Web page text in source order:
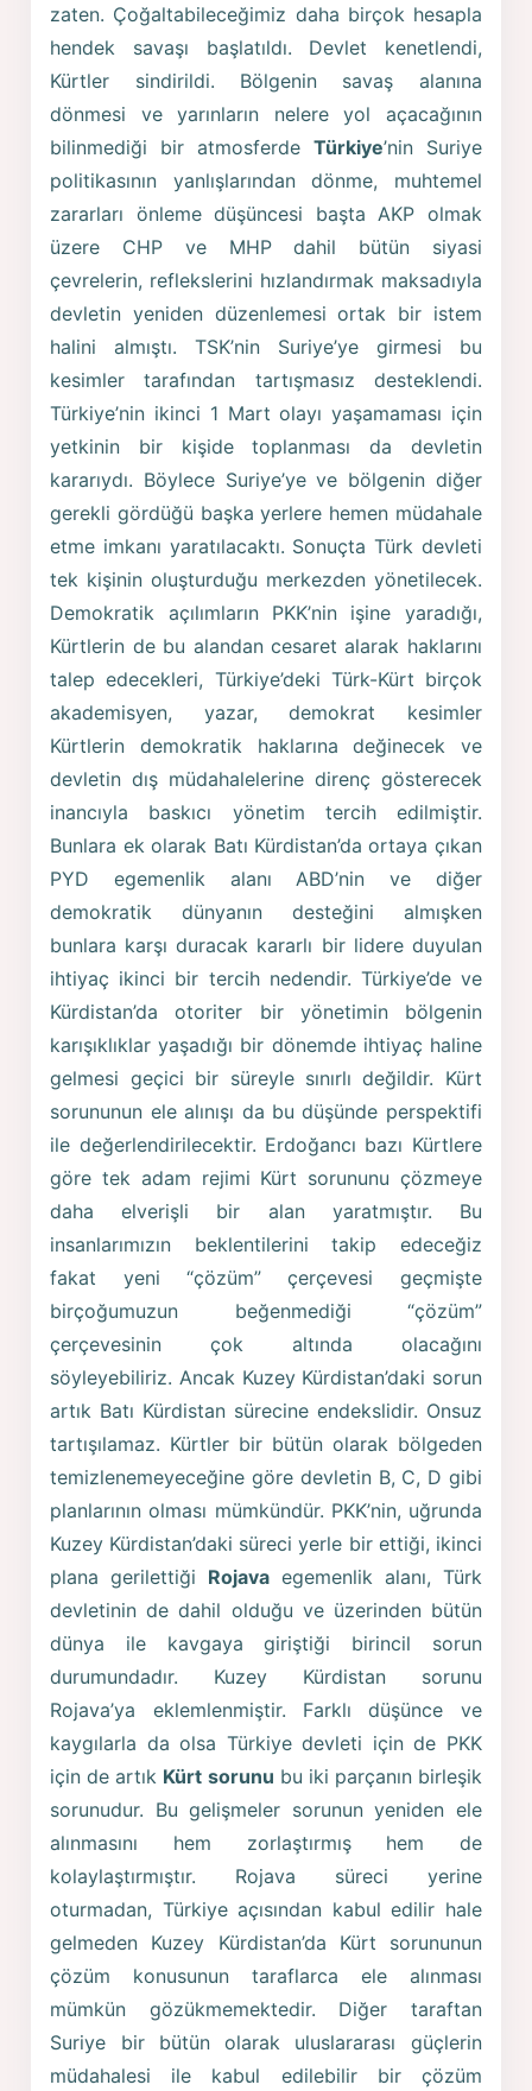
zaten. Çoğaltabileceğimiz daha birçok hesapla
hendek savaşı başlatıldı. Devlet kenetlendi,
Kürtler sindirildi. Bölgenin savaş alanına
dönmesi ve yarınların nelere yol açacağının
bilinmediği bir atmosferde Türkiye’nin Suriye
politikasının yanlışlarından dönme, muhtemel
zararları önleme düşüncesi başta AKP olmak
üzere CHP ve MHP dahil bütün siyasi
çevrelerin, reflekslerini hızlandırmak maksadıyla
devletin yeniden düzenlemesi ortak bir istem
halini almıştı. TSK’nin Suriye’ye girmesi bu
kesimler tarafından tartışmasız desteklendi.
Türkiye’nin ikinci 1 Mart olayı yaşamaması için
yetkinin bir kişide toplanması da devletin
kararıydı. Böylece Suriye’ye ve bölgenin diğer
gerekli gördüğü başka yerlere hemen müdahale
etme imkanı yaratılacaktı. Sonuçta Türk devleti
tek kişinin oluşturduğu merkezden yönetilecek.
Demokratik açılımların PKK’nin işine yaradığı,
Kürtlerin de bu alandan cesaret alarak haklarını
talep edecekleri, Türkiye’deki Türk-Kürt birçok
akademisyen, yazar, demokrat kesimler
Kürtlerin demokratik haklarına değinecek ve
devletin dış müdahalelerine direnç gösterecek
inancıyla baskıcı yönetim tercih edilmiştir.
Bunlara ek olarak Batı Kürdistan’da ortaya çıkan
PYD egemenlik alanı ABD’nin ve diğer
demokratik dünyanın desteğini almışken
bunlara karşı duracak kararlı bir lidere duyulan
ihtiyaç ikinci bir tercih nedendir. Türkiye’de ve
Kürdistan’da otoriter bir yönetimin bölgenin
karışıklıklar yaşadığı bir dönemde ihtiyaç haline
gelmesi geçici bir süreyle sınırlı değildir. Kürt
sorununun ele alınışı da bu düşünde perspektifi
ile değerlendirilecektir. Erdoğancı bazı Kürtlere
göre tek adam rejimi Kürt sorununu çözmeye
daha elverişli bir alan yaratmıştır. Bu
insanlarımızın beklentilerini takip edeceğiz
fakat yeni “çözüm” çerçevesi geçmişte
birçoğumuzun beğenmediği “çözüm”
çerçevesinin çok altında olacağını
söyleyebiliriz. Ancak Kuzey Kürdistan’daki sorun
artık Batı Kürdistan sürecine endekslidir. Onsuz
tartışılamaz. Kürtler bir bütün olarak bölgeden
temizlenemeyeceğine göre devletin B, C, D gibi
planlarının olması mümkündür. PKK’nin, uğrunda
Kuzey Kürdistan’daki süreci yerle bir ettiği, ikinci
plana gerilettiği Rojava egemenlik alanı, Türk
devletinin de dahil olduğu ve üzerinden bütün
dünya ile kavgaya giriştiği birincil sorun
durumundadır. Kuzey Kürdistan sorunu
Rojava’ya eklemlenmiştir. Farklı düşünce ve
kaygılarla da olsa Türkiye devleti için de PKK
için de artık Kürt sorunu bu iki parçanın birleşik
sorunudur. Bu gelişmeler sorunun yeniden ele
alınmasını hem zorlaştırmış hem de
kolaylaştırmıştır. Rojava süreci yerine
oturmadan, Türkiye açısından kabul edilir hale
gelmeden Kuzey Kürdistan’da Kürt sorununun
çözüm konusunun taraflarca ele alınması
mümkün gözükmemektedir. Diğer taraftan
Suriye bir bütün olarak uluslararası güçlerin
müdahalesi ile kabul edilebilir bir çözüm